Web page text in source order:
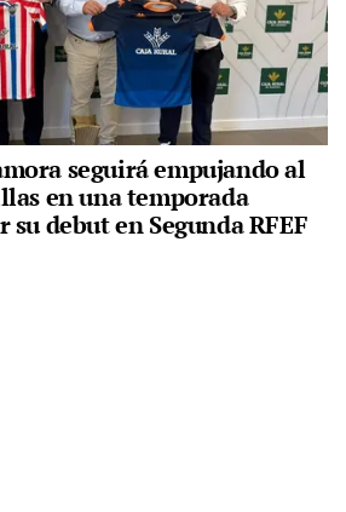
seguirá empujando al
en una temporada
debut en Segunda RFEF